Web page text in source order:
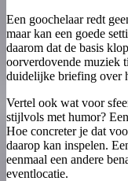
Een goochelaar redt
maar kan een goede
daarom dat de basis
oorverdovende muziek
duidelijke briefing over
Vertel ook wat voor
stijlvols met humor?
Hoe concreter je dat
daarop kan inspelen.
eenmaal een andere
eventlocatie.